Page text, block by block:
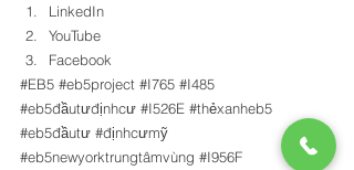
LinkedIn
YouTube
Facebook
#EB5 #eb5project #I765 #I485
#eb5đầutưđịnhcư #I526E #thẻxanheb5
#eb5đầutư #địnhcưmỹ
#eb5newyorktrungtâmvùng #I956F